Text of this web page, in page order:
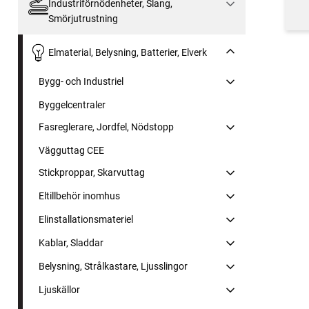
Industriförnödenheter, Slang,
Smörjutrustning
Elmaterial, Belysning, Batterier, Elverk
Bygg- och Industriel
Byggelcentraler
Fasreglerare, Jordfel, Nödstopp
Vägguttag CEE
Stickproppar, Skarvuttag
Eltillbehör inomhus
Elinstallationsmateriel
Kablar, Sladdar
Belysning, Strålkastare, Ljusslingor
Ljuskällor